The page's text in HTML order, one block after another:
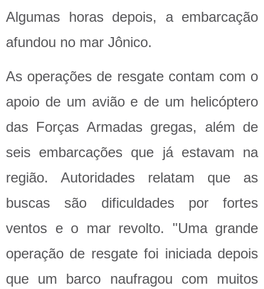
Algumas horas depois, a embarcação
afundou no mar Jônico.
As operações de resgate contam com o
apoio de um avião e de um helicóptero
das Forças Armadas gregas, além de
seis embarcações que já estavam na
região. Autoridades relatam que as
buscas são dificuldades por fortes
ventos e o mar revolto. "Uma grande
operação de resgate foi iniciada depois
que um barco naufragou com muitos